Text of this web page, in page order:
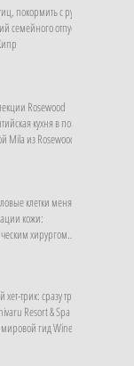
покормить с рук
отпуска
Rosewood
кухня в поп-
Mila из Rosewood
клетки меняют
кожи:
хирургом
трик: сразу три
Resort & Spa
гид Wine